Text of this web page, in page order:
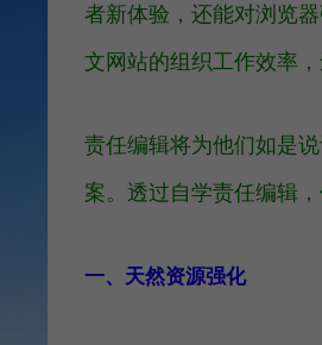
者新体验，还能对浏览
文网站的组织工作效率
责任编辑将为他们如是
案。透过自学责任编辑
一、天然资源强化